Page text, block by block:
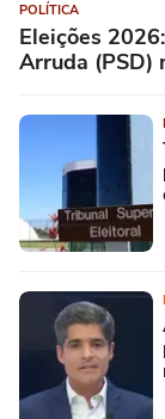
POLÍTICA
Eleições
Arruda (PSD)